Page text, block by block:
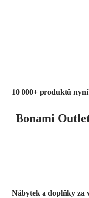
10 000+ produktů
Bonami
Nábytek a doplňky za